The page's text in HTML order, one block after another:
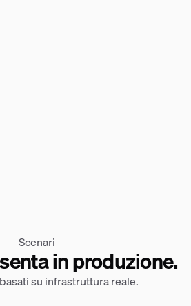
Scenari
in produzione.
su infrastruttura reale.